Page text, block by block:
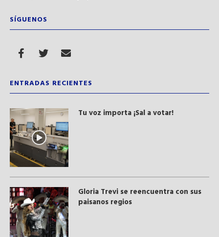
SÍGUENOS
ENTRADAS RECIENTES
Tu voz importa ¡Sal a votar!
Gloria Trevi se reencuentra con sus
paisanos regios